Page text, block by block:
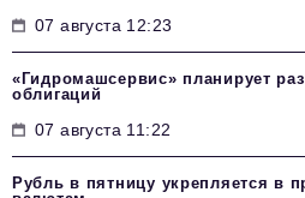
07 августа 12:23
«Гидромашсервис» планирует
облигаций
07 августа 11:22
Рубль в пятницу укрепляется в